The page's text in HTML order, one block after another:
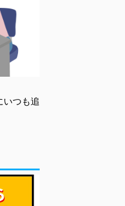
いつも追